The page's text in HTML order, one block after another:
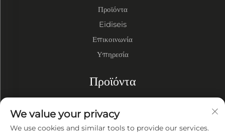
Προϊόντα
Eidiseis
Επικοινωνία
Υπηρεσία
Προϊόντα
Εργαστήρια Μεταλλικής Δομής
We value your privacy
We use cookies and similar tools to provide our services.